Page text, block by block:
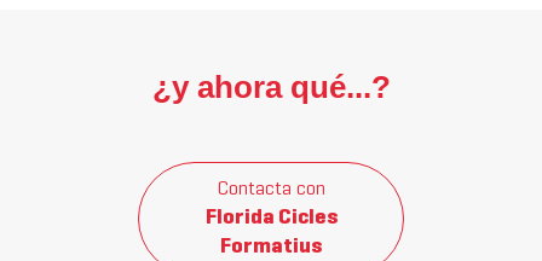
¿y ahora qué...?
Contacta con
Florida Cicles
Formatius